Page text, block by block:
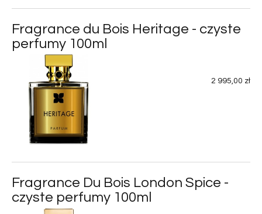
Fragrance du Bois Heritage - czyste
perfumy 100ml
2 995,00 zł
Fragrance Du Bois London Spice -
czyste perfumy 100ml